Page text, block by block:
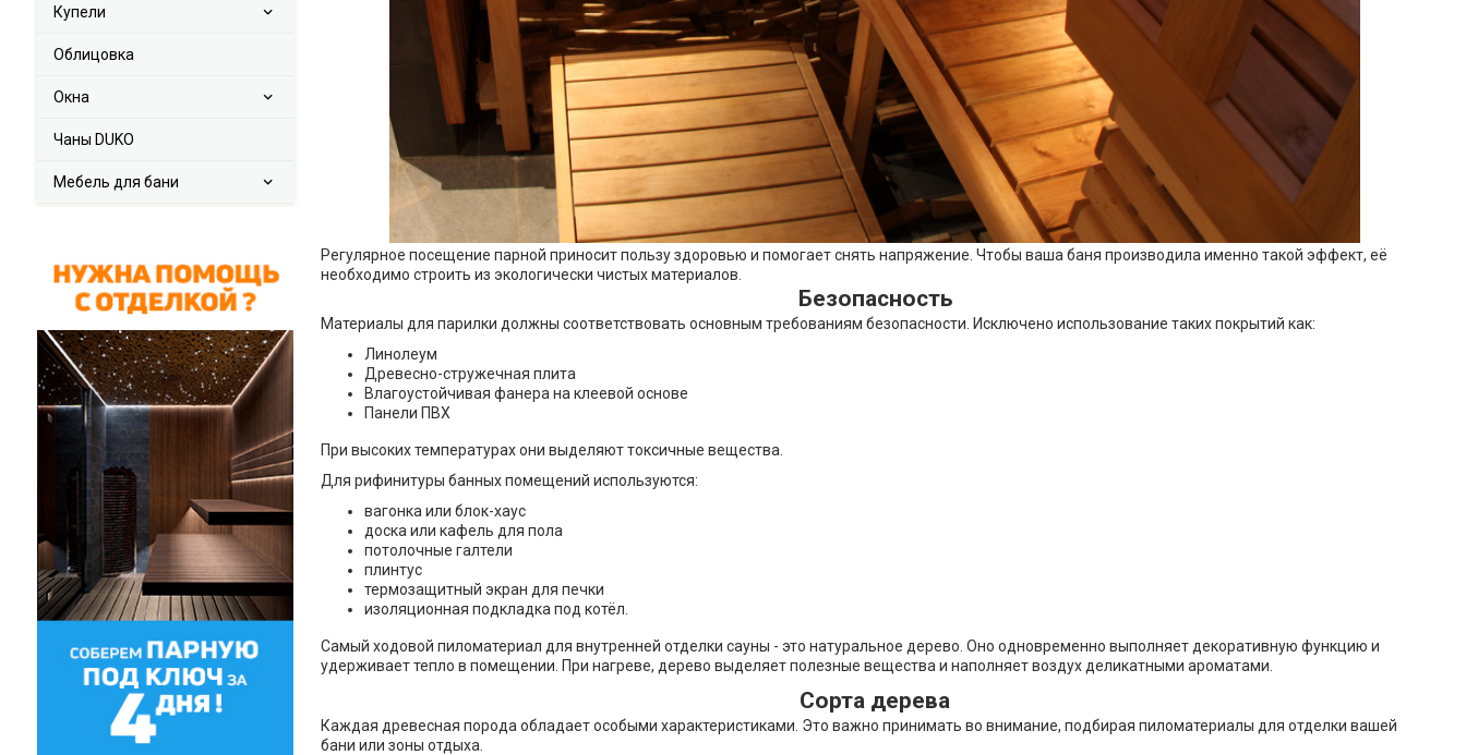
Купели
Облицовка
Окна
Чаны DUKO
Мебель для бани
Регулярное посещение парной приносит пользу здоровью и помогает снять напряжение. Чтобы ваша баня производила именно такой эффект, её
необходимо строить из экологически чистых материалов.
Безопасность
Материалы для парилки должны соответствовать основным требованиям безопасности. Исключено использование таких покрытий как:
Линолеум
Древесно-стружечная плита
Влагоустойчивая фанера на клеевой основе
Панели ПВХ
При высоких температурах они выделяют токсичные вещества.
Для рифинитуры банных помещений используются:
вагонка или блок-хаус
доска или кафель для пола
потолочные галтели
плинтус
термозащитный экран для печки
изоляционная подкладка под котёл.
Самый ходовой пиломатериал для внутренней отделки сауны - это натуральное дерево. Оно одновременно выполняет декоративную функцию и
удерживает тепло в помещении. При нагреве, дерево выделяет полезные вещества и наполняет воздух деликатными ароматами.
Сорта дерева
Каждая древесная порода обладает особыми характеристиками. Это важно принимать во внимание, подбирая пиломатериалы для отделки вашей
бани или зоны отдыха.